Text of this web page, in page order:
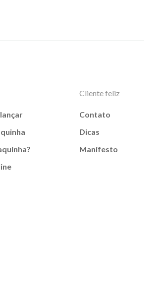
Cliente feliz
Contato
Dicas
Manifesto